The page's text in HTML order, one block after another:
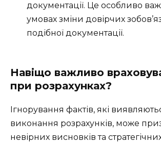
документації. Це особливо
умовах зміни довірчих
подібної документації.
Навіщо важливо
при розрахунках?
Ігнорування фактів, які
виконання розрахунків, може
невірних висновків та